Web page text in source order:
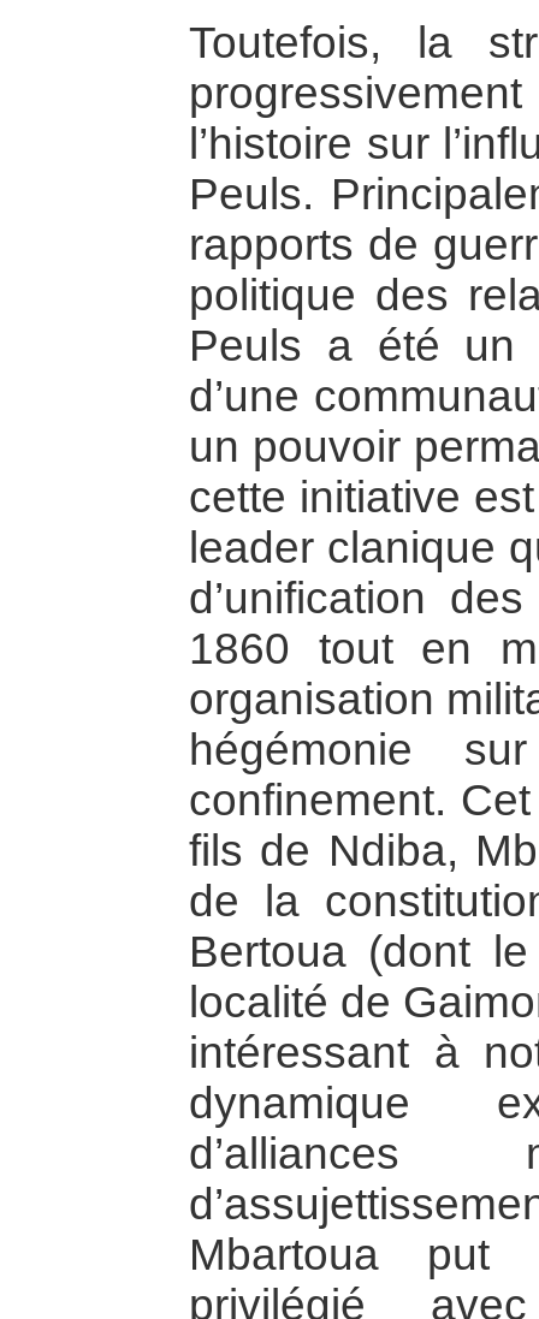
Toutefois, la
l’histoire sur
Peuls.
rapports de
politique des
Peuls a été un
d’une
un pouvoir
cette initiative
leader clanique
d’unification
1860 tout en
organisation
hégémonie
confinement.
fils de Ndiba,
de la
Bertoua (dont
localité de
intéressant à
dynamique
d’alliances
Mbartoua put
privilégié